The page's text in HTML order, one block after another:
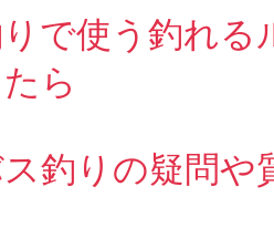
で使う釣れる
ら
釣りの疑問や